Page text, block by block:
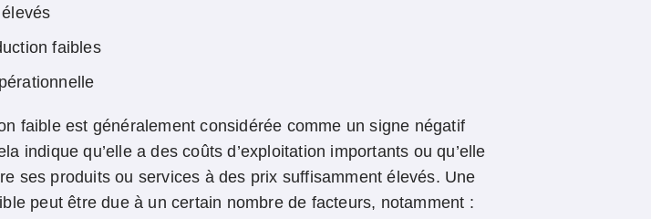
faibles
faible est généralement considérée comme un signe négatif
indique qu’elle a des coûts d’exploitation importants ou qu’elle
ses produits ou services à des prix suffisamment élevés. Une
peut être due à un certain nombre de facteurs, notamment :